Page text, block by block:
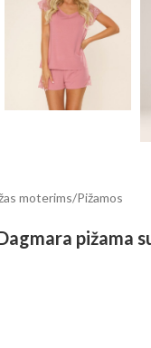
moterims/Pižamos
pižama